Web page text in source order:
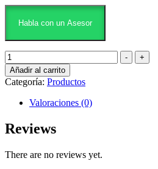
Habla con un Asesor
Añadir al carrito
Categoría: Productos
Valoraciones (0)
Reviews
There are no reviews yet.